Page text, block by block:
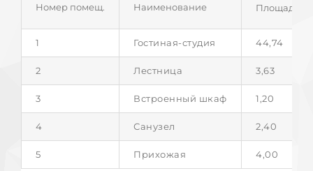
Номер помещ. Наименование Площадь, м
1 Гостиная-студия 44,74
2 Лестница 3,63
3 Встроенный шкаф 1,20
4 Санузел 2,40
5 Прихожая 4,00